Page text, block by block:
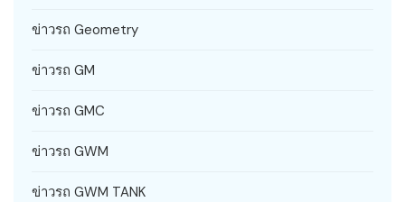
ข่าวรถ Geometry
ข่าวรถ GM
ข่าวรถ GMC
ข่าวรถ GWM
ข่าวรถ GWM TANK